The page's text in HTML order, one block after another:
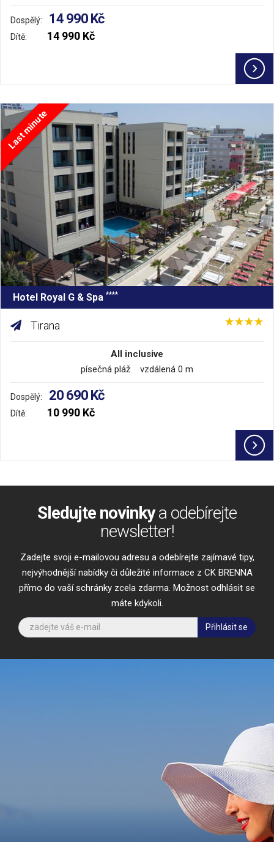
Dospělý: 14 990 Kč
Dítě: 14 990 Kč
Last minute
Hotel Royal G & Spa ****
Tirana
All inclusive
písečná pláž vzdálená 0 m
Dospělý: 20 690 Kč
Dítě: 10 990 Kč
Sledujte novinkya odebírejte
newsletter!
Zadejte svoji e-mailovou adresu a odebírejte zajímavé tipy,
nejvýhodnější nabídky či důležité informace z CK BRENNA
přímo do vaší schránky zcela zdarma. Možnost odhlásit se
máte kdykoli.
Přihlásit se